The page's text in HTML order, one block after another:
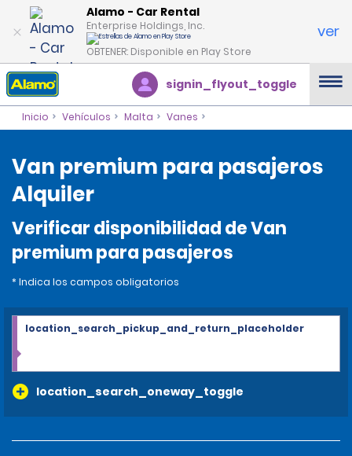
Alamo - Car Rental
Enterprise Holdings, Inc.
OBTENER: Disponible en Play Store
ver
signin_flyout_toggle
Inicio Vehículos Malta Vanes
Van premium para pasajeros
Alquiler
Verificar disponibilidad de Van
premium para pasajeros
* Indica los campos obligatorios
location_search_oneway_toggle
location_search_pickup_and_return_placeholder